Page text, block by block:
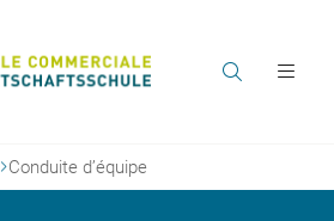
Conduite d’équipe